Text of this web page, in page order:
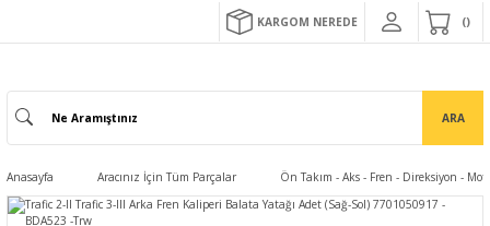
KARGOM NEREDE
ARA
Anasayfa Aracınız İçin Tüm Parçalar Ön Takım - Aks - Fren - Direksiyon -